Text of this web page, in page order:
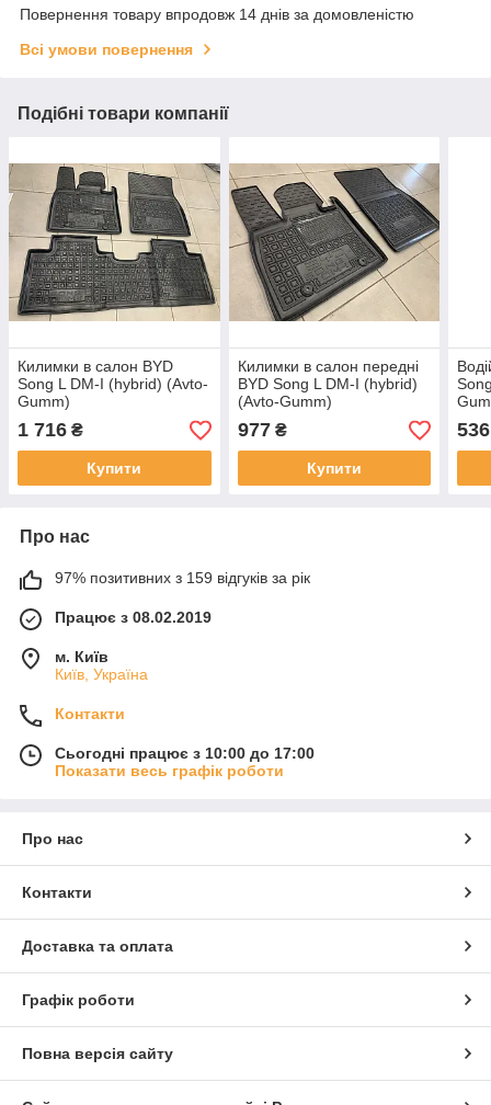
Повернення товару впродовж 14 днів за домовленістю
Всі умови повернення
Подібні товари компанії
Килимки в салон BYD
Song L DM-I (hybrid) (Avto-
Gumm)
1 716 ₴
Купити
Килимки в салон передні
BYD Song L DM-I (hybrid)
(Avto-Gumm)
977₴
Купити
536
Про нас
97% позитивних з 159 відгуків за рік
Працює з 08.02.2019
м. Київ
Київ, Україна
Контакти
Сьогодні працює з 10:00 до 17:00
Показати весь графік роботи
Про нас
Контакти
Доставка та оплата
Графік роботи
Повна версія сайту